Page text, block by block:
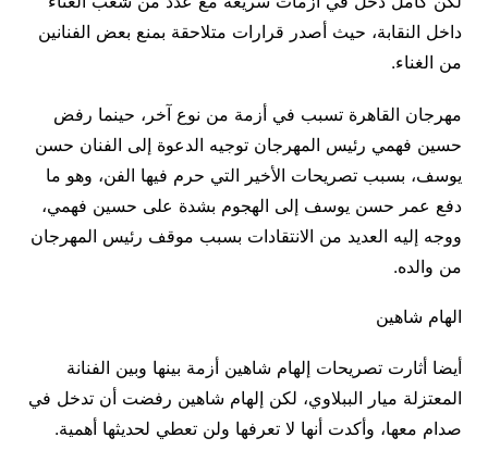
داخل النقابة، حيث أصدر قرارات متلاحقة بمنع بعض الفنانين
من الغناء.
مهرجان القاهرة تسبب في أزمة من نوع آخر، حينما رفض
حسين فهمي رئيس المهرجان توجيه الدعوة إلى الفنان حسن
يوسف، بسبب تصريحات الأخير التي حرم فيها الفن، وهو ما
دفع عمر حسن يوسف إلى الهجوم بشدة على حسين فهمي،
ووجه إليه العديد من الانتقادات بسبب موقف رئيس المهرجان
من والده.
الهام شاهين
أيضا أثارت تصريحات إلهام شاهين أزمة بينها وبين الفنانة
المعتزلة ميار الببلاوي، لكن إلهام شاهين رفضت أن تدخل في
صدام معها، وأكدت أنها لا تعرفها ولن تعطي لحديثها أهمية.